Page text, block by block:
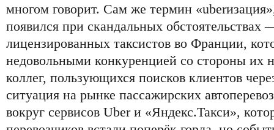
многом говорит. Сам же термин
появился при скандальных обстоятельствах
лицензированных таксистов во Франции,
недовольными конкуренцией со стороны их
коллег, пользующихся поисков клиентов
ситуация на рынке пассажирских
вокруг сервисов Uber и «Яндекс.Такси»,